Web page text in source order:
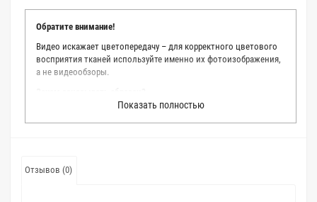
Обратите внимание!
Видео искажает цветопередачу – для корректного цветового
восприятия тканей используйте именно их фотоизображения,
а не видеообзоры.
Мы делаем все возможное, чтобы точно описать цвет каждой
ткани из нашего каталога. Мы осматриваем и фотографируем
точное соответствие цветов из-за одного простого факта:
Показать полностью
Отзывов (0)